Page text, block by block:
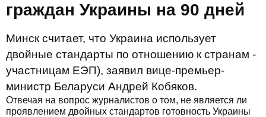
граждан Украины на 90 дней
Минск считает, что Украина использует
двойные стандарты по отношению к странам -
участницам ЕЭП), заявил вице-премьер-
министр Беларуси Андрей Кобяков.
Отвечая на вопрос журналистов о том, не является ли
проявлением двойных стандартов готовность Украины